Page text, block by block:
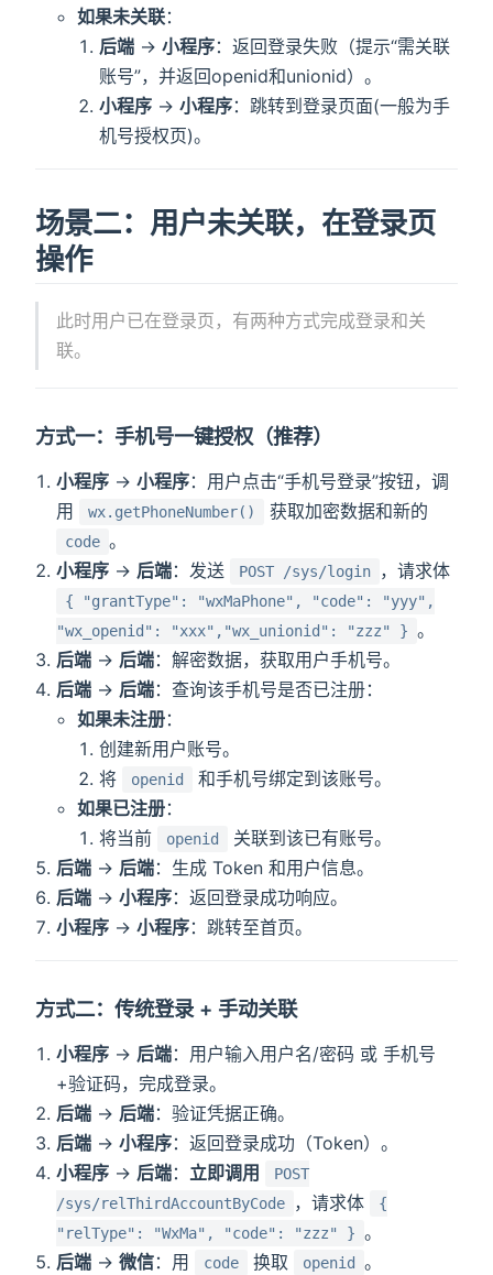
如果未关联：
后端→ 小程序：返回登录失败（提示“需关联
账号”，并返回openid和unionid）。
小程序→ 小程序：跳转到登录页面(一般为手
机号授权页)。
场景二：用户未关联，在登录页
操作
此时用户已在登录页，有两种方式完成登录和关
联。
方式一：手机号一键授权（推荐）
小程序 →小程序：用户点击“手机号登录”按钮，调
用
wx.getPhoneNumber() 获取加密数据和新的
code 。
小程序 → 后端：发送 POST /sys/login ，请求体
{ "grantType": "wxMaPhone", "code": "yyy",
"wx_openid": "xxx","wx_unionid": "zzz" } 。
后端 → 后端：解密数据，获取用户手机号。
后端 → 后端：查询该手机号是否已注册：
如果未注册：
创建新用户账号。
将
openid
和手机号绑定到该账号。
如果已注册：
将当前
openid
关联到该已有账号。
后端 → 后端：生成 Token 和用户信息。
后端 →小程序：返回登录成功响应。
小程序 →小程序：跳转至首页。
方式二：传统登录 + 手动关联
小程序 → 后端：用户输入用户名/密码 或 手机号
+验证码，完成登录。
后端 → 后端：验证凭据正确。
后端 →小程序：返回登录成功（Token）。
小程序 → 后端：立即调用
POST
/sys/relThirdAccountByCode
，请求体
{
"relType": "WxMa", "code": "zzz" } 。
后端 →微信：用 code 换取 openid
。